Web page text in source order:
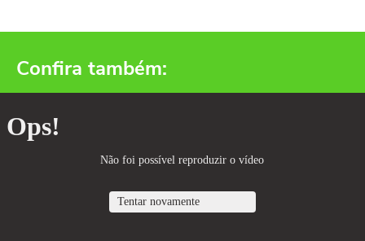
Confira também: